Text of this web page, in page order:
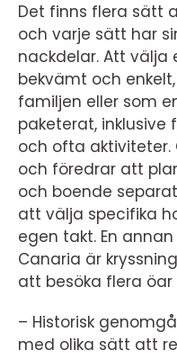
Det finns flera sätt
och varje sätt har
nackdelar. Att välja
bekvämt och
familjen eller som
paketerat, inklusive
och ofta
och föredrar att
och boende
att välja specifika
egen takt. En
Canaria är
att besöka flera
– Historisk
med olika sätt att